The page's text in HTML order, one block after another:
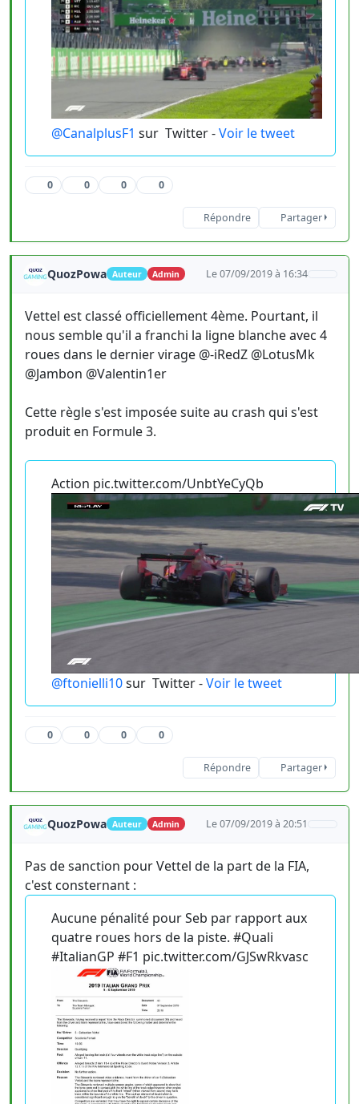
@CanalplusF1 sur Twitter -Voir le tweet
0 0 0 0
Répondre Partager
QuozPowa Auteur Admin Le 07/09/2019 à 16:34
Vettel est classé officiellement 4ème. Pourtant, il
nous semble qu'il a franchi la ligne blanche avec 4
roues dans le dernier virage @-iRedZ @LotusMk
@Jambon @Valentin1er
Cette règle s'est imposée suite au crash qui s'est
produit en Formule 3.
Action pic.twitter.com/UnbtYeCyQb
@ftonielli10sur Twitter -Voir le tweet
0 0 0 0
Répondre Partager
QuozPowa Auteur Admin Le 07/09/2019 à 20:51
Pas de sanction pour Vettel de la part de la FIA,
c'est consternant :
Aucune pénalité pour Seb par rapport aux
quatre roues hors de la piste. #Quali
#ItalianGP #F1 pic.twitter.com/GJSwRkvasc